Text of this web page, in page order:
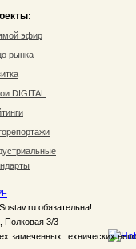
эфир
рынка
DIGITAL
обязательна!
Полковая 3/3
замеченных технических